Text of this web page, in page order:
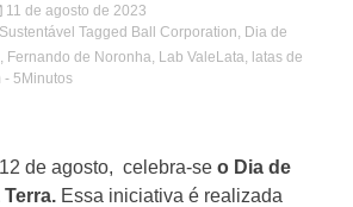
de
11 de agosto de 2023
Tagged Ball Corporation, Dia de
, Fernando de Noronha, Lab ValeLata, latas de
- 5Minutos
de agosto, celebra-se o Dia de
Essa iniciativa é realizada